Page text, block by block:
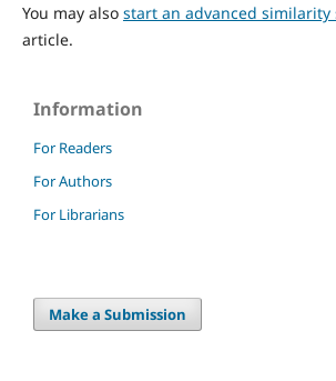
You may also start an advanced similarity
article.
Information
For Readers
For Authors
For Librarians
Make a Submission